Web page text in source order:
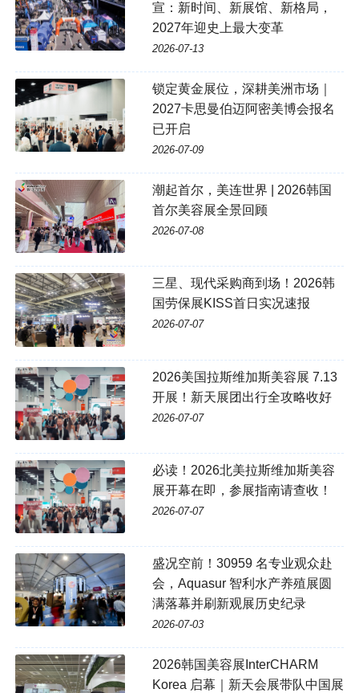
宣：新时间、新展馆、新格局，
2027年迎史上最大变革
2026-07-13
锁定黄金展位，深耕美洲市场｜
2027卡思曼伯迈阿密美博会报名
已开启
2026-07-09
潮起首尔，美连世界 | 2026韩国
首尔美容展全景回顾
2026-07-08
三星、现代采购商到场！2026韩
国劳保展KISS首日实况速报
2026-07-07
2026美国拉斯维加斯美容展 7.13
开展！新天展团出行全攻略收好
2026-07-07
必读！2026北美拉斯维加斯美容
展开幕在即，参展指南请查收！
2026-07-07
盛况空前！30959 名专业观众赴
会，Aquasur 智利水产养殖展圆
满落幕并刷新观展历史纪录
2026-07-03
2026韩国美容展InterCHARM
Korea 启幕｜新天会展带队中国展